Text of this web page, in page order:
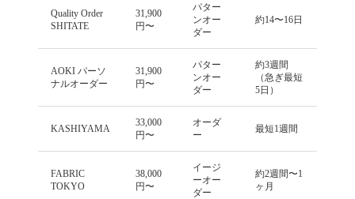
Quality Order
SHITATE
31,900
円〜
パター
ンオー
ダー
約14〜16日
AOKI パーソ
ナルオーダー
31,900
円〜
パター
ンオー
ダー
約3週間
（急ぎ最短
5日）
KASHIYAMA
33,000
円〜
オーダ
ー
最短1週間
FABRIC
TOKYO
38,000
円〜
イージ
ーオー
ダー
約2週間〜1
ヶ月